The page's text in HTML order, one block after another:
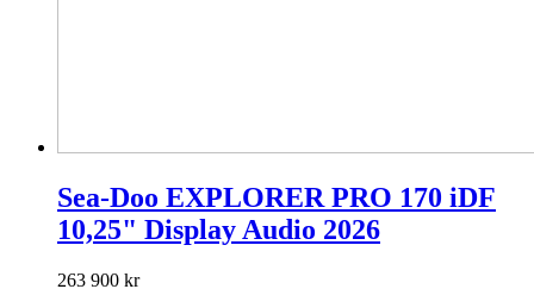
Sea-Doo EXPLORER PRO 170 iDF
10,25" Display Audio 2026
263 900 kr